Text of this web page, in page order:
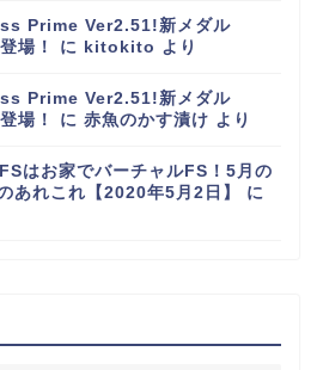
Prime Ver2.51!新メダル
場！
に kitokito より
Prime Ver2.51!新メダル
場！
に 赤魚のかす漬け より
はお家でバーチャルFS！5月の
あれこれ【2020年5月2日】
に